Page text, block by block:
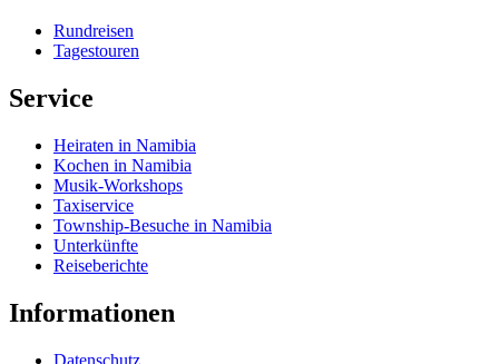
Rundreisen
Tagestouren
Service
Heiraten in Namibia
Kochen in Namibia
Musik-Workshops
Taxiservice
Township-Besuche in Namibia
Unterkünfte
Reiseberichte
Informationen
Datenschutz